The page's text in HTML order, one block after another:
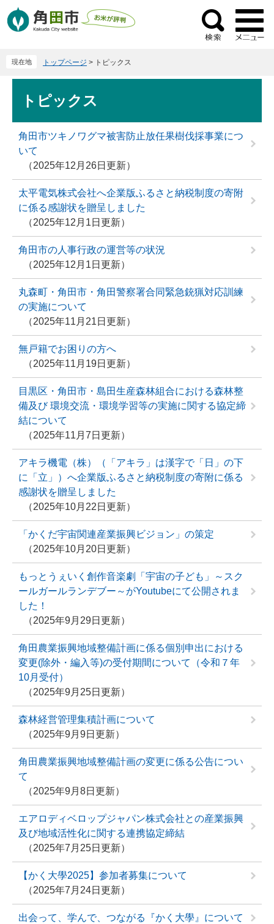
ー
ニ
検
索
現在地 トップページ > トピックス
トピックス
角田市ツキノワグマ被害防止放任果樹伐採事業につ
いて
2025年12月26日更新
太平電気株式会社へ企業版ふるさと納税制度の寄附
に係る感謝状を贈呈しました
2025年12月1日更新
角田市の人事行政の運営等の状況
2025年12月1日更新
丸森町・角田市・角田警察署合同緊急銃猟対応訓練
の実施について
2025年11月21日更新
無戸籍でお困りの方へ
2025年11月19日更新
目黒区・角田市・島田生産森林組合における森林整
備及び 環境交流・環境学習等の実施に関する協定締
結について
2025年11月7日更新
アキラ機電（株）（「アキラ」は漢字で「日」の下
に「立」）へ企業版ふるさと納税制度の寄附に係る
感謝状を贈呈しました
2025年10月22日更新
「かくだ宇宙関連産業振興ビジョン」の策定
2025年10月20日更新
もっとうぇいく創作音楽劇「宇宙の子ども」～スク
ールガールランデブー～がYoutubeにて公開されま
した！
2025年9月29日更新
角田農業振興地域整備計画に係る個別申出における
変更(除外・編入等)の受付期間について（令和７年
10月受付）
2025年9月25日更新
森林経営管理集積計画について
2025年9月9日更新
角田農業振興地域整備計画の変更に係る公告につい
て
2025年9月8日更新
エアロディベロップジャパン株式会社との産業振興
及び地域活性化に関する連携協定締結
2025年7月25日更新
【かく大學2025】参加者募集について
2025年7月24日更新
出会って、学んで、つながる『かく大學』について